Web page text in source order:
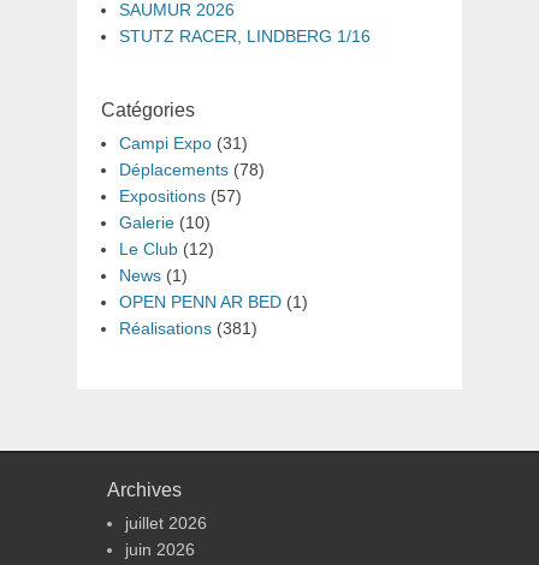
SAUMUR 2026
STUTZ RACER, LINDBERG 1/16
Catégories
Campi Expo (31)
Déplacements (78)
Expositions (57)
Galerie (10)
Le Club (12)
News (1)
OPEN PENN AR BED (1)
Réalisations (381)
Archives
juillet 2026
juin 2026